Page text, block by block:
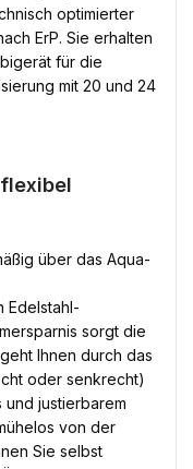
optimierter
ErP. Sie erhalten
für die
mit 20 und 24
über das Aqua-
Edelstahl-
sorgt die
Ihnen durch das
oder senkrecht)
justierbarem
von der
Sie selbst